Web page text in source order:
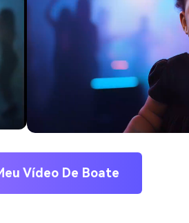
Vídeo De Boate